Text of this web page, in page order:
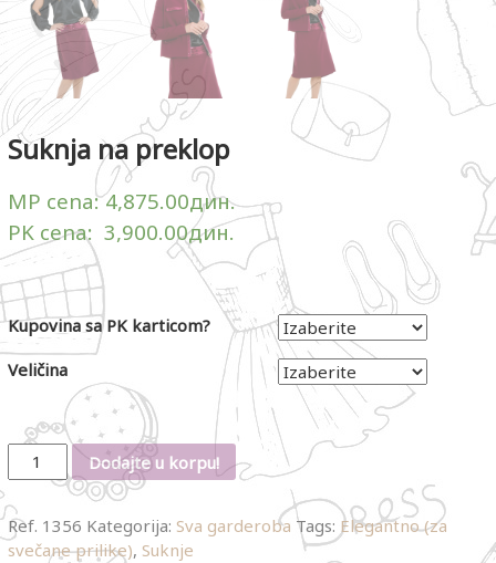
Suknja na preklop
MP cena:4,875.00дин.
PK cena: 3,900.00дин.
Kupovina sa PK karticom?
Veličina
Količina Dodajte u korpu!
Ref. 1356 Kategorija: Sva garderoba Tags: Elegantno (za
svečane prilike), Suknje